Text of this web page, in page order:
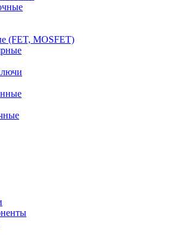
(FET, MOSFET)